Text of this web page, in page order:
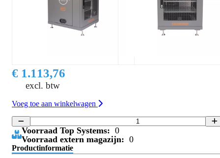
€ 1.113,76
excl. btw
Voeg toe aan winkelwagen
Voorraad Top Systems: 0
Voorraad extern magazijn: 0
Productinformatie